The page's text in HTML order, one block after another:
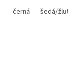
černá šedá/